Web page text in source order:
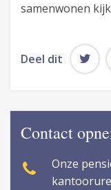
samenwonen
Deel dit
Contact
Onze